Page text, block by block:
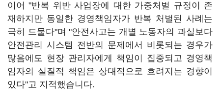
이어 "반복 위반 사업장에 대한 가중처벌 규정이 존
재하지만 동일한 경영책임자가 반복 처벌된 사례는
극히 드물다"며 "안전사고는 개별 노동자의 과실보다
안전관리 시스템 전반의 문제에서 비롯되는 경우가
많음에도 현장 관리자에게 책임이 집중되고 경영책
임자의 실질적 책임은 상대적으로 흐려지는 경향이
있다"고 지적했습니다.